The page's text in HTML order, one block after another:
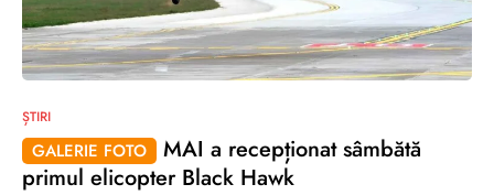
ȘTIRI
GALERIE FOTO
MAI a recepționat sâmbătă
primul elicopter Black Hawk